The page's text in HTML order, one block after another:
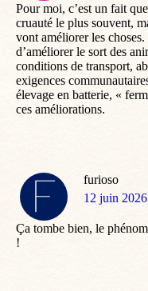
Pour moi, c’est un fait
cruauté le plus souvent,
vont améliorer les
d’améliorer le sort des
conditions de transport,
exigences
élevage en batterie, «
ces améliorations.
furioso
dit
12 juin
Ça tombe bien, le
!